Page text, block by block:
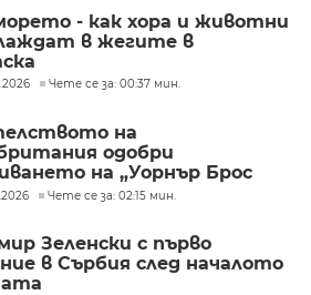
- как хора и животни
в жегите в
Чете се за: 00:37 мин.
на
одобри
на „Уорнър Брос
от „Парамаунт“ за 110
Чете се за: 02:15 мин.
Зеленски с първо
в Сърбия след началото